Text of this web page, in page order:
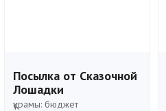
Посылка от Сказочной
Лошадки
құрамы: бюджет